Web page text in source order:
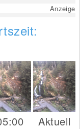
Anzeige
Aktuell